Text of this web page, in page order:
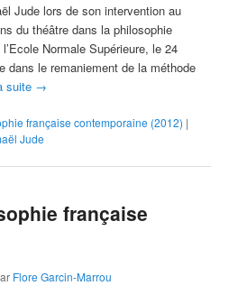
Jude lors de son intervention au
du théâtre dans la philosophie
Normale Supérieure, le 24
dans le remaniement de la méthode
suite →
française contemporaine (2012) |
Jude
française
Flore Garcin-Marrou